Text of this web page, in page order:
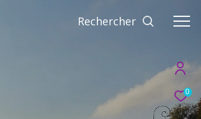
0
Rechercher